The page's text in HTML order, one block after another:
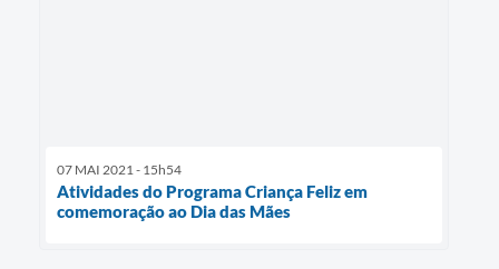
07 MAI 2021 - 15h54
Atividades do Programa Criança Feliz em
comemoração ao Dia das Mães